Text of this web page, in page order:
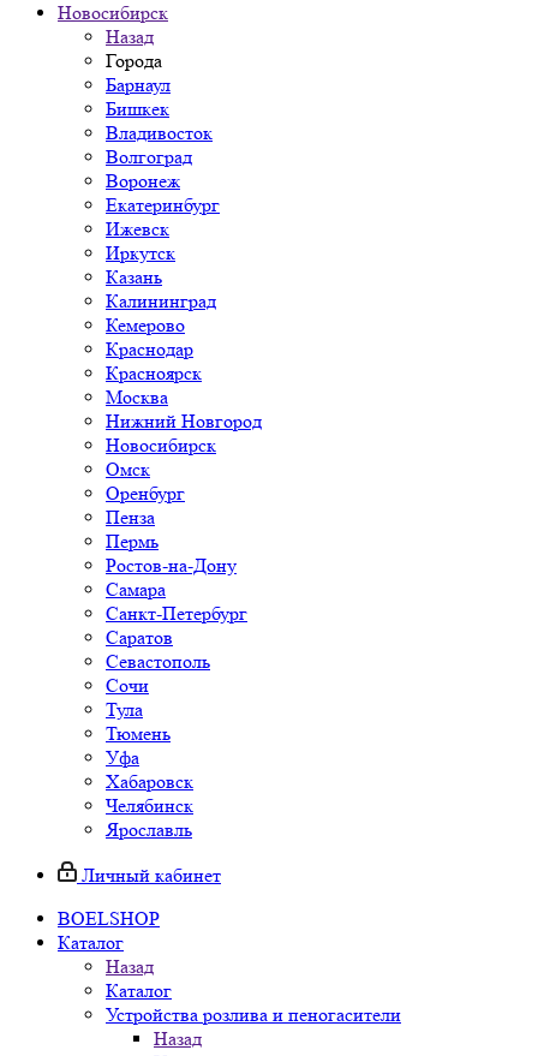
Новосибирск
Назад
Города
Барнаул
Бишкек
Владивосток
Волгоград
Воронеж
Екатеринбург
Ижевск
Иркутск
Казань
Калининград
Кемерово
Краснодар
Красноярск
Москва
Нижний Новгород
Новосибирск
Омск
Оренбург
Пенза
Пермь
Ростов-на-Дону
Самара
Санкт-Петербург
Саратов
Севастополь
Сочи
Тула
Тюмень
Уфа
Хабаровск
Челябинск
Ярославль
Личный кабинет
BOELSHOP
Каталог
Назад
Каталог
Устройства розлива и пеногасители
Назад